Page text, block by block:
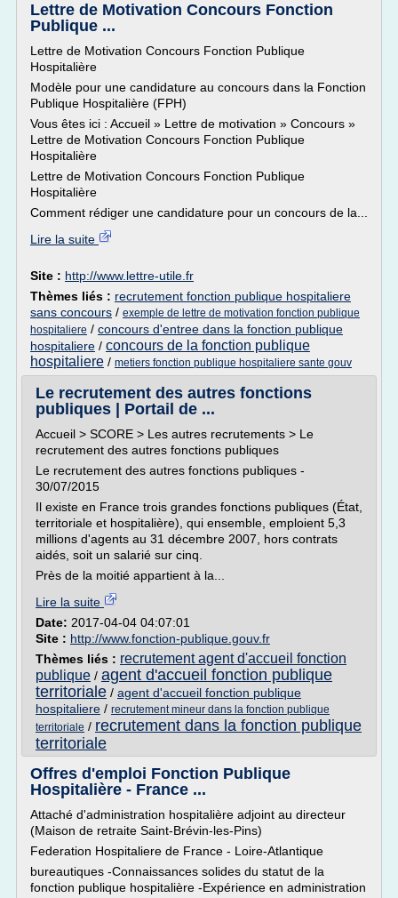
Lettre de Motivation Concours Fonction
Publique ...
Lettre de Motivation Concours Fonction Publique
Hospitalière
Modèle pour une candidature au concours dans la Fonction
Publique Hospitalière (FPH)
Vous êtes ici : Accueil » Lettre de motivation » Concours »
Lettre de Motivation Concours Fonction Publique
Hospitalière
Lettre de Motivation Concours Fonction Publique
Hospitalière
Comment rédiger une candidature pour un concours de la...
Lire la suite
Site : http://www.lettre-utile.fr
Thèmes liés : recrutement fonction publique hospitaliere
sans concours / exemple de lettre de motivation fonction publique
hospitaliere / concours d'entree dans la fonction publique
hospitaliere / concours de la fonction publique
hospitaliere / metiers fonction publique hospitaliere sante gouv
Le recrutement des autres fonctions
publiques | Portail de ...
Accueil > SCORE > Les autres recrutements > Le
recrutement des autres fonctions publiques
Le recrutement des autres fonctions publiques -
30/07/2015
Il existe en France trois grandes fonctions publiques (État,
territoriale et hospitalière), qui ensemble, emploient 5,3
millions d'agents au 31 décembre 2007, hors contrats
aidés, soit un salarié sur cinq.
Près de la moitié appartient à la...
Lire la suite
Date: 2017-04-04 04:07:01
Site : http://www.fonction-publique.gouv.fr
Thèmes liés : recrutement agent d'accueil fonction
publique / agent d'accueil fonction publique
territoriale / agent d'accueil fonction publique
hospitaliere / recrutement mineur dans la fonction publique
territoriale / recrutement dans la fonction publique
territoriale
Offres d'emploi Fonction Publique
Hospitalière - France ...
Attaché d'administration hospitalière adjoint au directeur
(Maison de retraite Saint-Brévin-les-Pins)
Federation Hospitaliere de France - Loire-Atlantique
bureautiques -Connaissances solides du statut de la
fonction publique hospitalière -Expérience en administration